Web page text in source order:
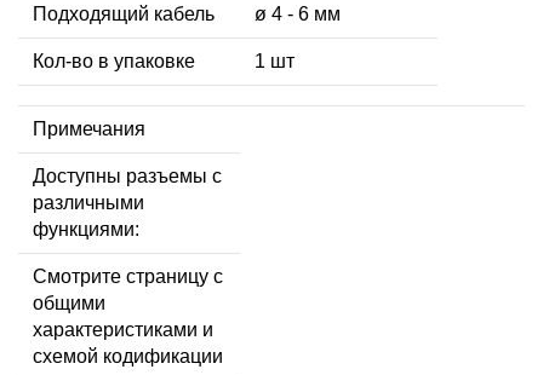
Подходящий кабель ø 4 - 6 мм
Кол-во в упаковке 1 шт
Примечания
Доступны разъемы с
различными
функциями:
Смотрите страницу с
общими
характеристиками и
схемой кодификации